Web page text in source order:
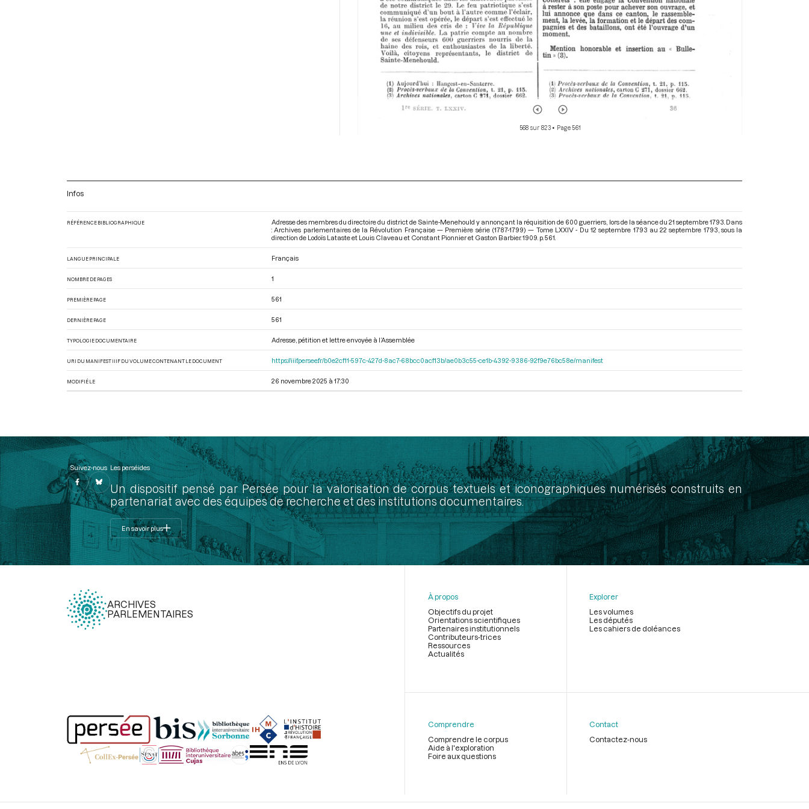
568 sur 823• Page 561
Infos
RÉFÉRENCE BIBLIOGRAPHIQUE
Adresse des membres du directoire du district de Sainte-Menehould y annonçant la réquisition de 600 guerriers, lors de la séance du 21 septembre 1793. Dans
: Archives parlementaires de la Révolution Française — Première série (1787-1799) — Tome LXXIV - Du 12 septembre 1793 au 22 septembre 1793 , sous la
direction de Lodoïs Lataste et Louis Claveau et Constant Pionnier et Gaston Barbier. 1909. p. 561.
LANGUE PRINCIPALE Français
NOMBRE DE PAGES 1
PREMIÈRE PAGE 561
DERNIÈRE PAGE 561
TYPOLOGIE DOCUMENTAIRE Adresse, pétition et lettre envoyée à l’Assemblée
URI DU MANIFEST IIIF DU VOLUME CONTENANT LE DOCUMENT https://iiif.persee.fr/b0e2cf11-597c-427d-8ac7-68bcc0acf13b/ae0b3c55-ce1b-4392-9386-92f9e76bc58e/manifest
MODIFIÉ LE 26 novembre 2025 à 17:30
Suivez-nous Les perséides
Un dispositif pensé par Persée pour la valorisation de corpus textuels et iconographiques numérisés construits en
partenariat avec des équipes de recherche et des institutions documentaires.
En savoir plus
ARCHIVES
PARLEMENTAIRES
page
À propos
Objectifs du projet
Orientations scientifiques
Partenaires institutionnels
Contributeurs-trices
Ressources
Actualités
Explorer
Les volumes
Les députés
Les cahiers de doléances
Comprendre
Comprendre le corpus
Aide à l'exploration
Foire aux questions
Contact
Contactez-nous
Légal